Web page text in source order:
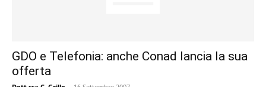
GDO e Telefonia: anche Conad lancia la sua
offerta